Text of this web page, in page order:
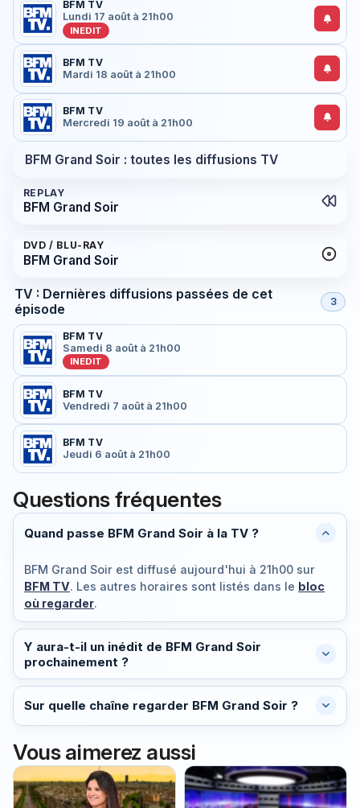
BFM TV
Lundi 17 août à 21h00
INEDIT
BFM TV
Mardi 18 août à 21h00
BFM TV
Mercredi 19 août à 21h00
BFM Grand Soir : toutes les diffusions TV
REPLAY
BFM Grand Soir
DVD / BLU-RAY
BFM Grand Soir
TV : Dernières diffusions passées de cet
épisode
3
BFM TV
Samedi 8 août à 21h00
INEDIT
BFM TV
Vendredi 7 août à 21h00
BFM TV
Jeudi 6 août à 21h00
Questions fréquentes
Quand passe BFM Grand Soir à la TV ?
BFM Grand Soir est diffusé aujourd'hui à 21h00 sur
BFM TV. Les autres horaires sont listés dans le bloc
où regarder.
Y aura-t-il un inédit de BFM Grand Soir
prochainement ?
Sur quelle chaîne regarder BFM Grand Soir ?
Vous aimerez aussi